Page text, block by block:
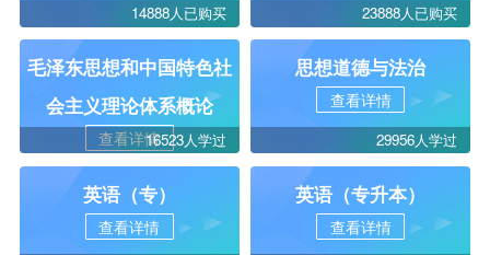
14888人已购买 23888人已购买
毛泽东思想和中国特色社
会主义理论体系概论
查看详情16523人学过
思想道德与法治
查看详情
29956人学过
英语（专）
查看详情
英语（专升本）
查看详情